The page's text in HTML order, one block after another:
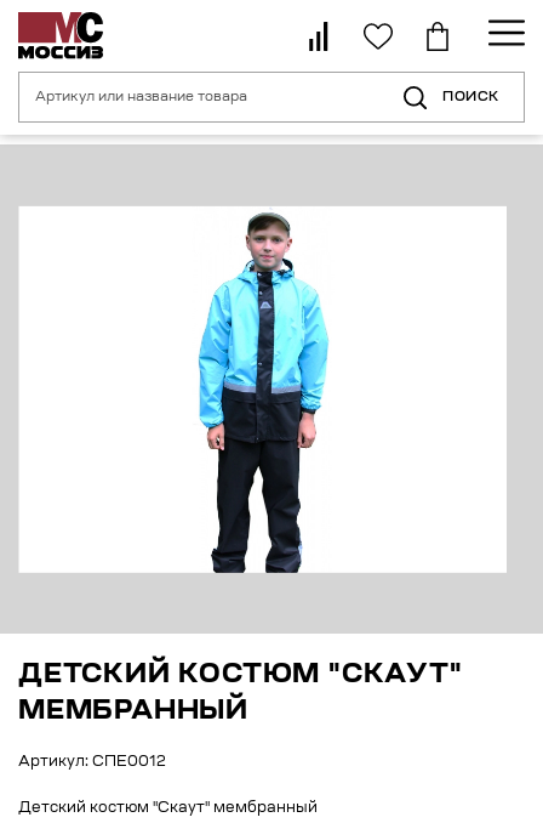
ПОИСК
Главная страница Спецодежда для туризма, рыбалки, охоты
ДЕТСКИЙ КОСТЮМ "СКАУТ"
МЕМБРАННЫЙ
Артикул: СПЕ0012
Детский костюм "Скаут" мембранный